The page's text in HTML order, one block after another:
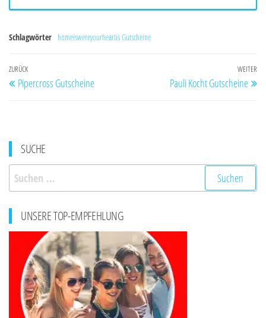
Schlagwörter homeiswereyourheartis Gutscheine
Beitragsnavigation
Vorheriger
Beitrag
ZURÜCK
Pipercross Gutscheine
WEITER
Pauli Kocht Gutscheine
SUCHE
Suchen
nach:
UNSERE TOP-EMPFEHLUNG